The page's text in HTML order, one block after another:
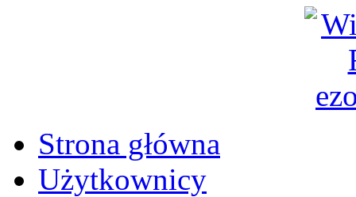
Strona główna
Użytkownicy